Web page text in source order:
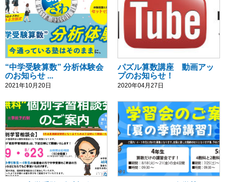
“中学受験算数” 分析体験会
のお知らせ ...
2021年10月20日
パズル算数講座 動画アッ
プのお知らせ！
2020年04月27日